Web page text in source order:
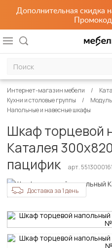
Дополнительная скидка
Интернет-магазин мебели
Кухни и столовые группы
Напольные и навесные шкафы
Шкаф торцевой
Каталея
пацифик
арт.
Доставка за 1 день